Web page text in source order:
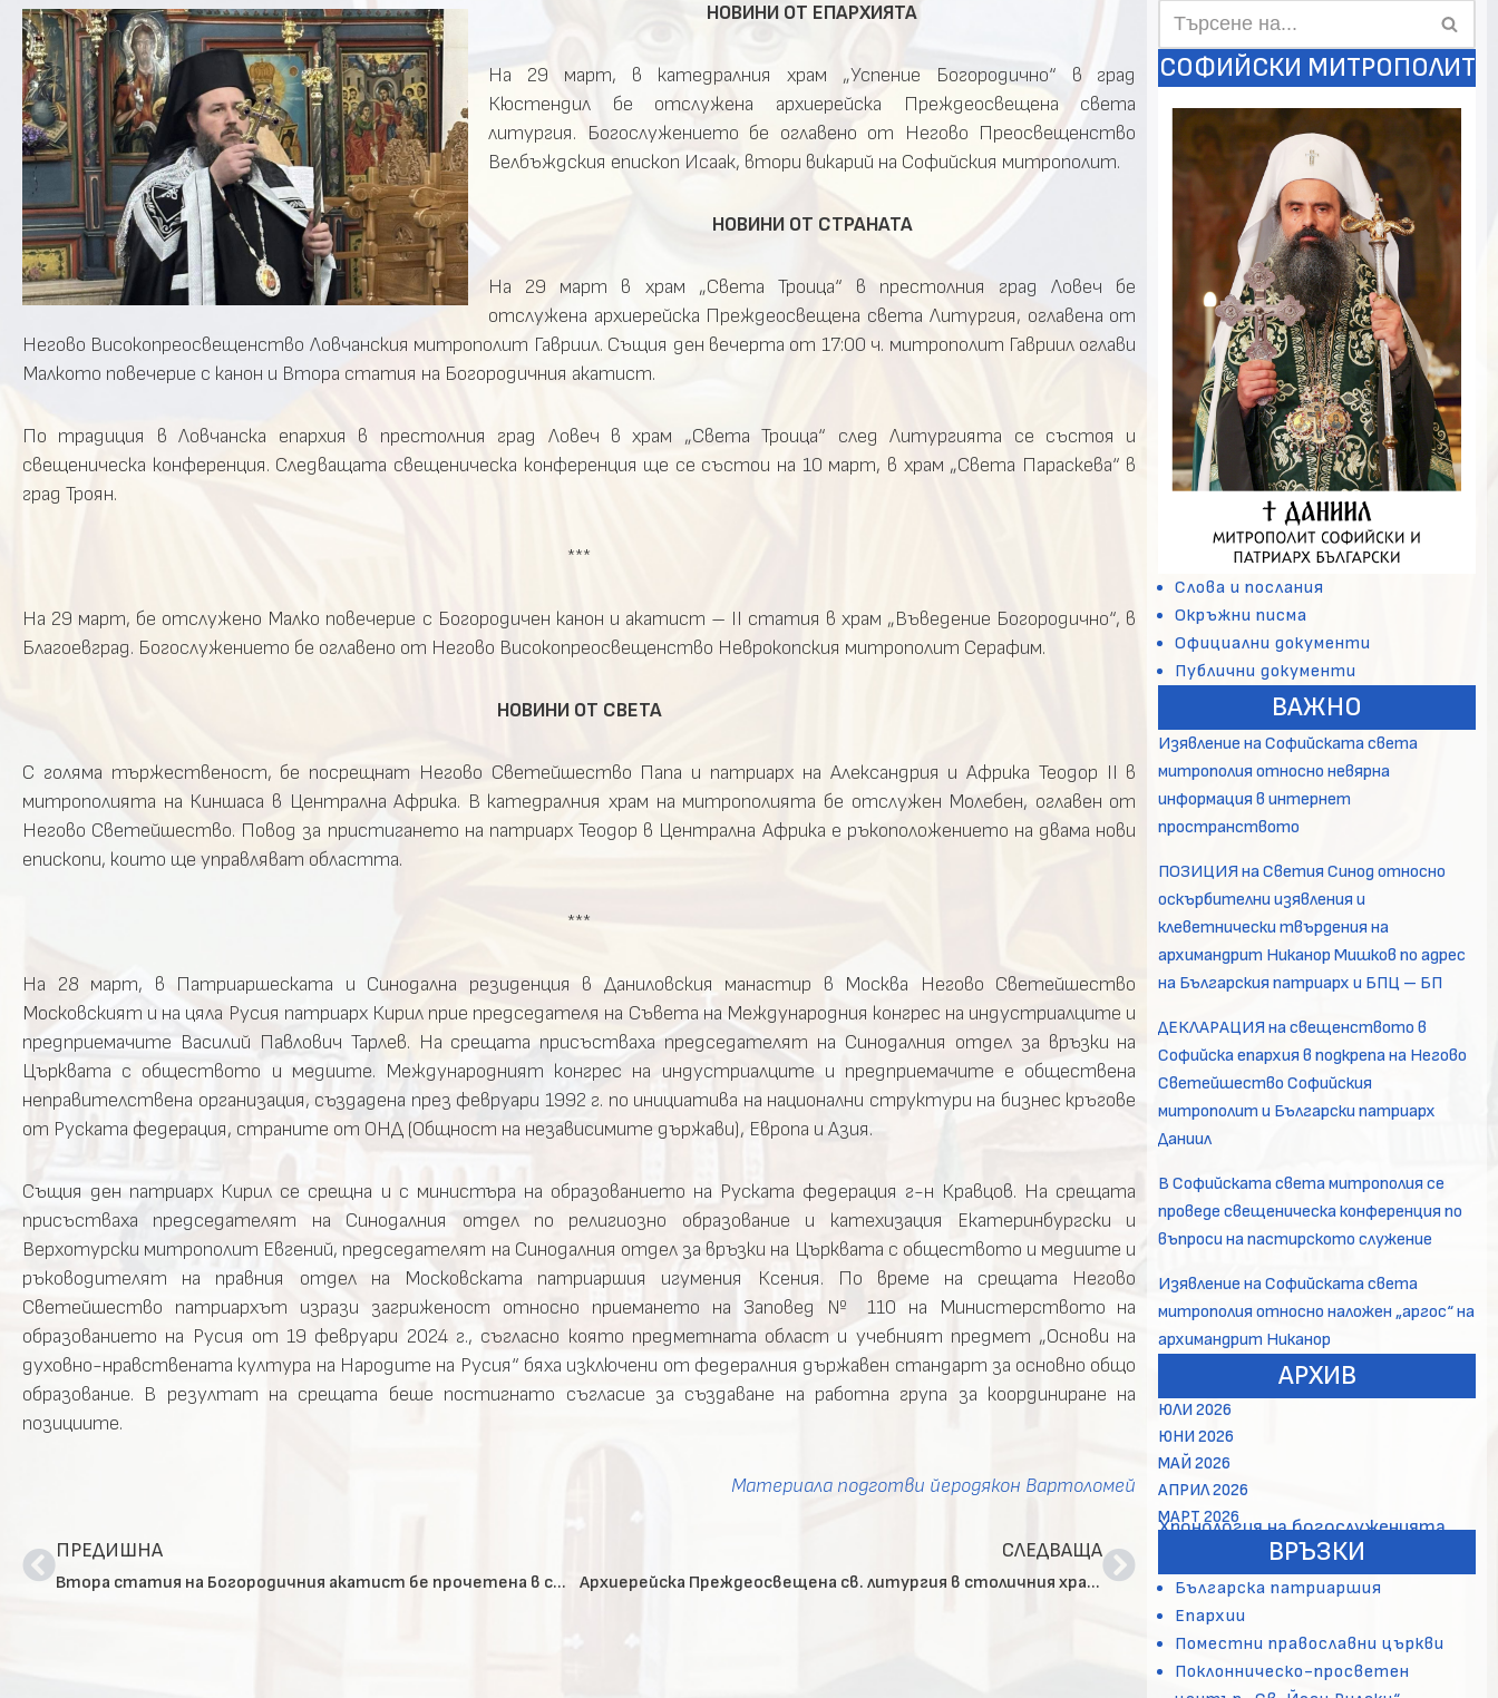
НОВИНИ ОТ ЕПАРХИЯТА
На 29 март, в катедралния храм „Успение Богородично“ в град
Кюстендил бе отслужена архиерейска Преждеосвещена света
литургия. Богослужението бе оглавено от Негово Преосвещенство
Велбъждския епископ Исаак, втори викарий на Софийския митрополит.
НОВИНИ ОТ СТРАНАТА
На 29 март в храм „Света Троица“ в престолния град Ловеч бе
отслужена архиерейска Преждеосвещена света Литургия, оглавена от
Негово Високопреосвещенство Ловчанския митрополит Гавриил. Същия ден вечерта от 17:00 ч. митрополит Гавриил оглави
Малкото повечерие с канон и Втора статия на Богородичния акатист.
По традиция в Ловчанска епархия в престолния град Ловеч в храм „Света Троица“ след Литургията се състоя и
свещеническа конференция. Следващата свещеническа конференция ще се състои на 10 март, в храм „Света Параскева“ в
град Троян.
***
На 29 март, бе отслужено Малко повечерие с Богородичен канон и акатист – II статия в храм „Въведение Богородично“, в
Благоевград. Богослужението бе оглавено от Негово Високопреосвещенство Неврокопския митрополит Серафим.
НОВИНИ ОТ СВЕТА
С голяма тържественост, бе посрещнат Негово Светейшество Папа и патриарх на Александрия и Африка Теодор II в
митрополията на Киншаса в Централна Африка. В катедралния храм на митрополията бе отслужен Молебен, оглавен от
Негово Светейшество. Повод за пристигането на патриарх Теодор в Централна Африка е ръкоположението на двама нови
епископи, които ще управляват областта.
***
На 28 март, в Патриаршеската и Синодална резиденция в Даниловския манастир в Москва Негово Светейшество
Московският и на цяла Русия патриарх Кирил прие председателя на Съвета на Международния конгрес на индустриалците и
предприемачите Василий Павлович Тарлев. На срещата присъстваха председателят на Синодалния отдел за връзки на
Църквата с обществото и медиите. Международният конгрес на индустриалците и предприемачите е обществена
неправителствена организация, създадена през февруари 1992 г. по инициатива на национални структури на бизнес кръгове
от Руската федерация, страните от ОНД (Общност на независимите държави), Европа и Азия.
Същия ден патриарх Кирил се срещна и с министъра на образованието на Руската федерация г-н Кравцов. На срещата
присъстваха председателят на Синодалния отдел по религиозно образование и катехизация Екатеринбургски и
Верхотурски митрополит Евгений, председателят на Синодалния отдел за връзки на Църквата с обществото и медиите и
ръководителят на правния отдел на Московската патриаршия игумения Ксения. По време на срещата Негово
Светейшество патриархът изрази загриженост относно приемането на Заповед № 110 на Министерството на
образованието на Русия от 19 февруари 2024 г., съгласно която предметната област и учебният предмет „Основи на
духовно-нравствената култура на Народите на Русия“ бяха изключени от федералния държавен стандарт за основно общо
образование. В резултат на срещата беше постигнато съгласие за създаване на работна група за координиране на
позициите.
Материала подготви йеродякон Вартоломей
ПРЕДИШНА
Втора статия на Богородичния акатист бе прочетена в столичния храм „Покров Богородичен“
СЛЕДВАЩА
Архиерейска Преждеосвещена св. литургия в столичния храм „Св. св. Кирил и Методий“ на Женския пазар
СОФИЙСКИ МИТРОПОЛИТ
Слова и послания
Окръжни писма
Официални документи
Публични документи
ВАЖНО
Изявление на Софийската света
митрополия относно невярна
информация в интернет
пространството
ПОЗИЦИЯ на Светия Синод относно
оскърбителни изявления и
клеветнически твърдения на
архимандрит Никанор Мишков по адрес
на Българския патриарх и БПЦ – БП
ДЕКЛАРАЦИЯ на свещенството в
Софийска епархия в подкрепа на Негово
Светейшество Софийския
митрополит и Български патриарх
Даниил
В Софийската света митрополия се
проведе свещеническа конференция по
въпроси на пастирското служение
Изявление на Софийската света
митрополия относно наложен „аргос“ на
архимандрит Никанор
АРХИВ
ЮЛИ 2026
ЮНИ 2026
МАЙ 2026
АПРИЛ 2026
МАРТ 2026
Хронология на богослуженията
ВРЪЗКИ
Българска патриаршия
Епархии
Поместни православни църкви
Поклонническо-просветен